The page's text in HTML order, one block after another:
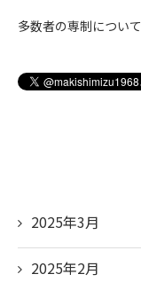
多数者の専制について
2025年3月
2025年2月